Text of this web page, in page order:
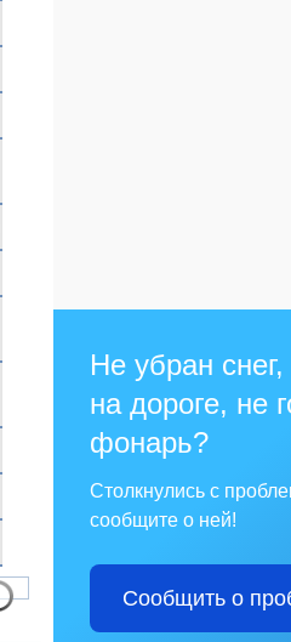
Не убран
на дороге, не
фонарь?
Столкнулись с
сообщите о ней!
Сообщить о